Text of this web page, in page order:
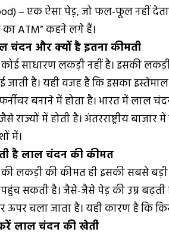
– एक ऐसा पेड़, जो फल-फूल नहीं
ATM” कहने लगे हैं।
चंदन और क्यों है इतना कीमती
साधारण लकड़ी नहीं है। इसकी
जाती है। यही वजह है कि इसका
बनाने में होता है। भारत में लाल
राज्यों में होती है। अंतरराष्ट्रीय
में।
है लाल चंदन की कीमत
लकड़ी की कीमत ही इसकी सबसे बड़ी
सकती है। जैसे-जैसे पेड़ की उम्र
ऊपर चला जाता है। यही कारण है कि
लाल चंदन की खेती